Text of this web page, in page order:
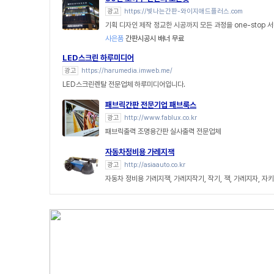
광고 https://빛나는간판-와이지애드플러스.com
기획 디자인 제작 정교한 시공까지 모든 과정을 one-stop
사은품 간판시공시 배너 무료
LED스크린 하루미디어
광고 https://harumedia.imweb.me/
LED스크린렌탈 전문업체 하루미디어입니다.
패브릭간판 전문기업 패브룩스
광고 http://www.fablux.co.kr
패브릭출력 조명용간판 실사출력 전문업체
자동차정비용 가레지잭
광고 http://asiaauto.co.kr
자동차 정비용 가레지잭, 가레지작기, 작기, 잭, 가레지자, 자키